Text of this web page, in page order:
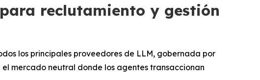
reclutamiento y gestión
los principales proveedores de LLM, gobernada por
mercado neutral donde los agentes transaccionan